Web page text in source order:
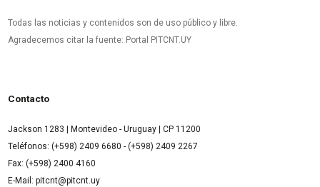
Todas las noticias y contenidos son de uso público y libre.
Agradecemos citar la fuente: Portal PITCNT.UY
Contacto
Jackson 1283 | Montevideo - Uruguay | CP 11200
Teléfonos: (+598) 2409 6680 - (+598) 2409 2267
Fax: (+598) 2400 4160
E-Mail: pitcnt@pitcnt.uy